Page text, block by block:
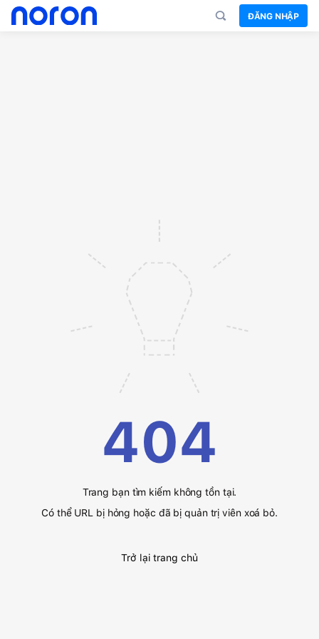
ĐĂNG NHẬP
404
Trang bạn tìm kiếm không tồn tại.
Có thể URL bị hỏng hoặc đã bị quản trị viên xoá bỏ.
Trở lại trang chủ